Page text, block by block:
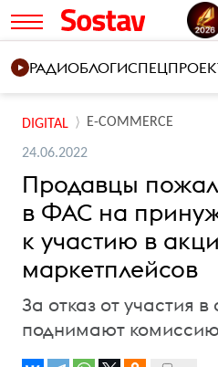
РАДИОБЛОГИ
DIGITAL E-COMMERCE
24.06.2022
Продавцы
в ФАС на
к участию в
маркетплейсов
За отказ от участия
поднимают